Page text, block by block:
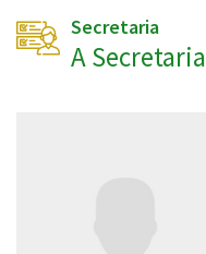
Secretaria
A Secretaria